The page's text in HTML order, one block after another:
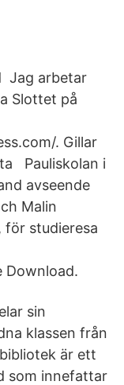
Jag arbetar
Slottet på
. Gillar
Pauliskolan i
avseende
Malin
för studieresa
Download.
sin
klassen från
är ett
som innefattar